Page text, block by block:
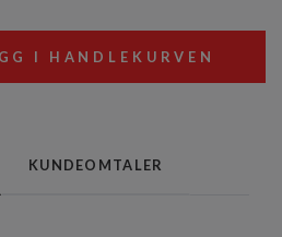
I HANDLEKURVEN
KUNDEOMTALER